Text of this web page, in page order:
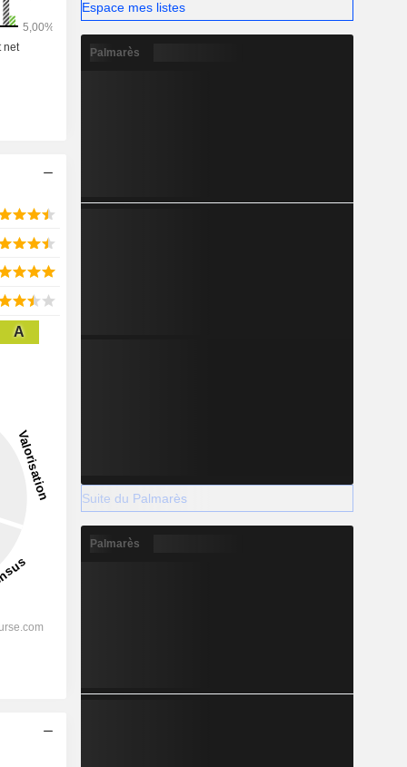
A
Espace mes listes
Palmarès
Suite du Palmarès
Palmarès